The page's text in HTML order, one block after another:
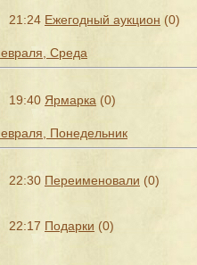
21:24 Ежегодный аукцион (0)
Среда
19:40 Ярмарка (0)
Понедельник
22:30 Переименовали (0)
22:17 Подарки (0)